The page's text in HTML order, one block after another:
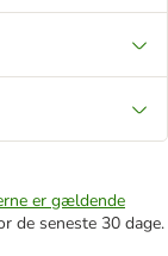
er gældende
de seneste 30 dage.